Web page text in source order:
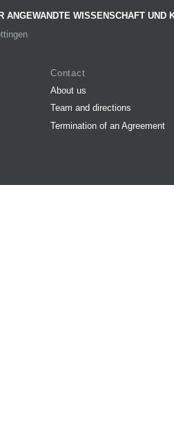
ANGEWANDTE WISSENSCHAFT UND
Contact
About us
Team and directions
Termination of an Agreement